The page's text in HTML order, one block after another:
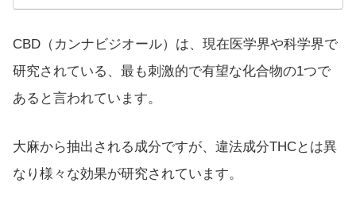
CBD（カンナビジオール）は、現在医学界や科学界で
研究されている、最も刺激的で有望な化合物の1つで
あると言われています。
大麻から抽出される成分ですが、違法成分THCとは異
なり様々な効果が研究されています。